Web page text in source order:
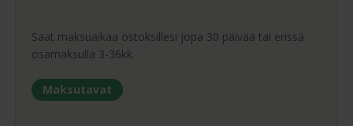
Saat maksuaikaa ostoksillesi jopa 30 päivää tai erissä
osamaksulla 3-36kk.
Maksutavat